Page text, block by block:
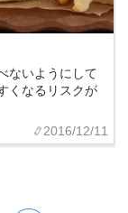
ないようにして
くなるリスクが
2016/12/11